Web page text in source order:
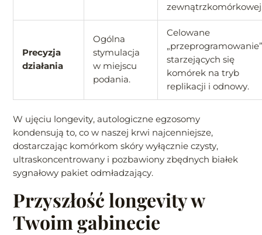
Precyzja
działania
Ogólna
stymulacja
w miejscu
podania.
Celowane
starzejących się
komórek na tryb
replikacji i odnowy.
W ujęciu longevity, autologiczne egzosomy
kondensują to, co w naszej krwi najcenniejsze,
dostarczając komórkom skóry wyłącznie czysty,
ultraskoncentrowany i pozbawiony zbędnych białek
sygnałowy pakiet odmładzający.
Przyszłość longevity w
Twoim gabinecie